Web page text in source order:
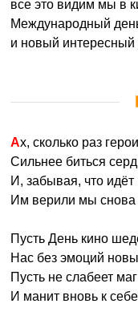
все это видим мы в
Международный
и новый интересный
Ах, сколько раз
Сильнее биться
И, забывая, что идёт
Им верили мы снова
Пусть День кино
Нас без эмоций
Пусть не слабеет
И манит вновь к